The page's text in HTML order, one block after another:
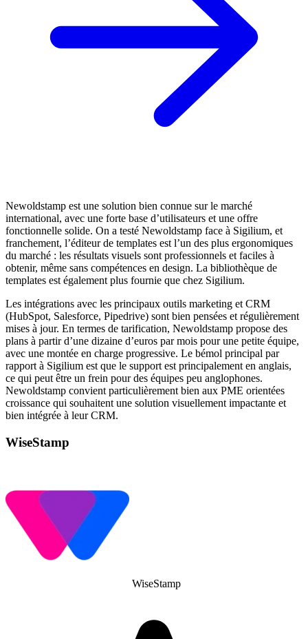
Newoldstamp est une solution bien connue sur le marché
international, avec une forte base d’utilisateurs et une offre
fonctionnelle solide. On a testé Newoldstamp face à Sigilium, et
franchement, l’éditeur de templates est l’un des plus ergonomiques
du marché : les résultats visuels sont professionnels et faciles à
obtenir, même sans compétences en design. La bibliothèque de
templates est également plus fournie que chez Sigilium.
Les intégrations avec les principaux outils marketing et CRM
(HubSpot, Salesforce, Pipedrive) sont bien pensées et régulièrement
mises à jour. En termes de tarification, Newoldstamp propose des
plans à partir d’une dizaine d’euros par mois pour une petite équipe,
avec une montée en charge progressive. Le bémol principal par
rapport à Sigilium est que le support est principalement en anglais,
ce qui peut être un frein pour des équipes peu anglophones.
Newoldstamp convient particulièrement bien aux PME orientées
croissance qui souhaitent une solution visuellement impactante et
bien intégrée à leur CRM.
WiseStamp
WiseStamp